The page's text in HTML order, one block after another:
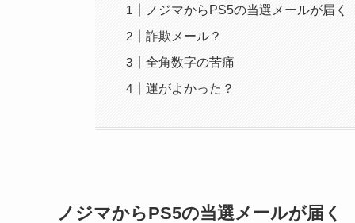
ノジマからPS5の当選メールが届く
詐欺メール？
全角数字の苦痛
運がよかった？
ノジマからPS5の当選メールが届く